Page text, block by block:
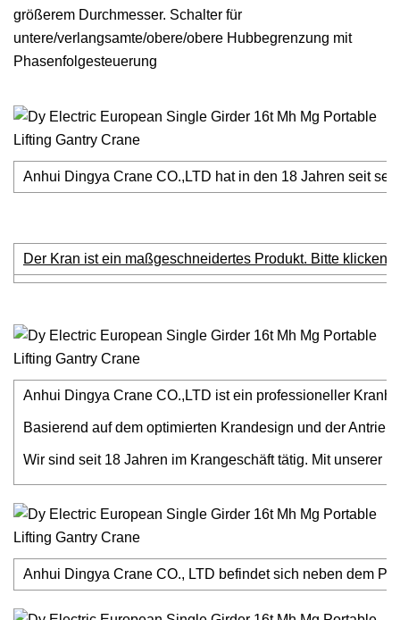
größerem Durchmesser. Schalter für
untere/verlangsamte/obere/obere Hubbegrenzung mit
Phasenfolgesteuerung
Anhui Dingya Crane CO.,LTD hat in den 18 Jahren seit
Der Kran ist ein maßgeschneidertes Produkt. Bitte klicken
Anhui Dingya Crane CO.,LTD ist ein professioneller
Basierend auf dem optimierten Krandesign und der
Wir sind seit 18 Jahren im Krangeschäft tätig. Mit unserer
Anhui Dingya Crane CO., LTD befindet sich neben dem